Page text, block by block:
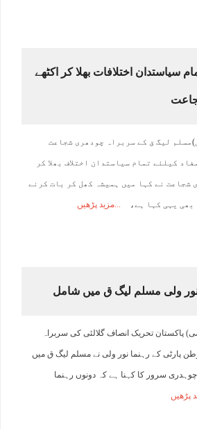
سیاستدان اختلافات بھلا کر اکٹھے
لیگ ق کے سربراہ چودھری شجاعت
کیلئے تمام سیاستدان اختلاف بھلا کر
شجاعت نے کہا میں ہمیشہ کھل کر بات کرنے
یہی کہا ہے، مزید پڑھیں
نور ولی مسلم لیگ ق میں شامل
پاکستان تحریک انصاف گلالئی کی سربراہ
پارٹی کے رہنما نور ولی نے مسلم لیگ ق میں
سرور کا کہنا ہے کہ دونوں رہنما
پڑھیں